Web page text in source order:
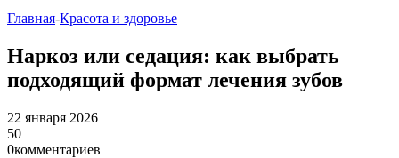
Главная-Красота и здоровье
Наркоз или седация: как выбрать
подходящий формат лечения зубов
22 января 2026
50
0комментариев